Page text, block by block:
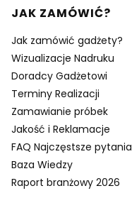
Linki w stopce
JAK ZAMÓWIĆ?
Jak zamówić gadżety?
Wizualizacje Nadruku
Doradcy Gadżetowi
Terminy Realizacji
Zamawianie próbek
Jakość i Reklamacje
FAQ Najczęstsze pytania
Baza Wiedzy
Raport branżowy 2026